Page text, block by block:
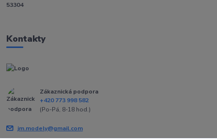
53304
Kontakty
Zákaznická podpora
+420 773 998 582
(Po-Pá, 8-18 hod.)
jm.modely@gmail.com